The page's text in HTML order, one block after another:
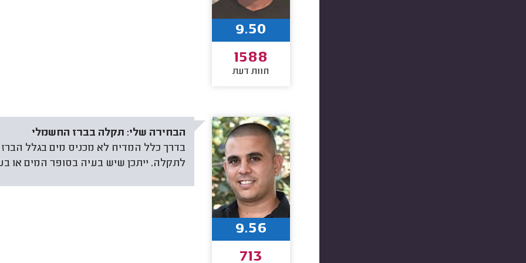
9.50
1588
חוות דעת
הבחירה שלי: תקלה בברז החשמלי
בדרך כלל המדיח לא מכניס מים בגלל
לתקלה. ייתכן שיש בעיה בסופר המים או
9.56
713